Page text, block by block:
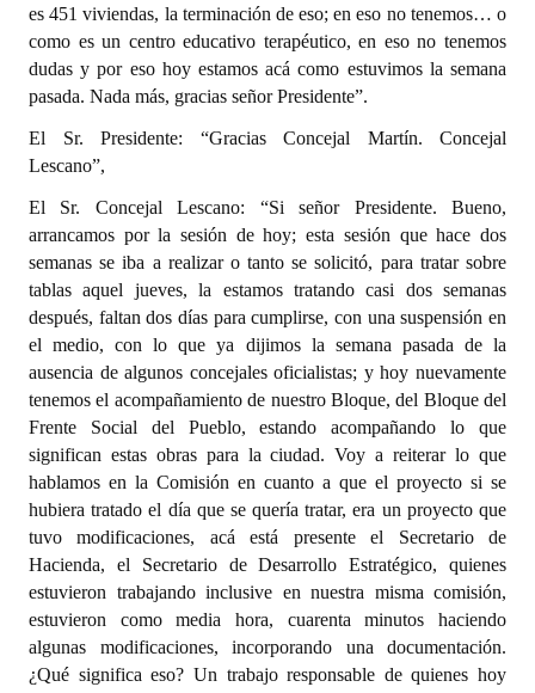
es 451 viviendas, la terminación de eso; en eso no tenemos… o
como es un centro educativo terapéutico, en eso no tenemos
dudas y por eso hoy estamos acá como estuvimos la semana
pasada. Nada más, gracias señor Presidente”.
El Sr. Presidente: “Gracias Concejal Martín. Concejal
Lescano”,
El Sr. Concejal Lescano: “Si señor Presidente. Bueno,
arrancamos por la sesión de hoy; esta sesión que hace dos
semanas se iba a realizar o tanto se solicitó, para tratar sobre
tablas aquel jueves, la estamos tratando casi dos semanas
después, faltan dos días para cumplirse, con una suspensión en
el medio, con lo que ya dijimos la semana pasada de la
ausencia de algunos concejales oficialistas; y hoy nuevamente
tenemos el acompañamiento de nuestro Bloque, del Bloque del
Frente Social del Pueblo, estando acompañando lo que
significan estas obras para la ciudad. Voy a reiterar lo que
hablamos en la Comisión en cuanto a que el proyecto si se
hubiera tratado el día que se quería tratar, era un proyecto que
tuvo modificaciones, acá está presente el Secretario de
Hacienda, el Secretario de Desarrollo Estratégico, quienes
estuvieron trabajando inclusive en nuestra misma comisión,
estuvieron como media hora, cuarenta minutos haciendo
algunas modificaciones, incorporando una documentación.
¿Qué significa eso? Un trabajo responsable de quienes hoy